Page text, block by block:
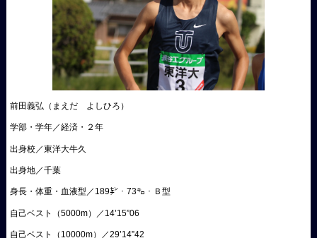
前田義弘（まえだ よしひろ）
学部・学年／経済・２年
出身校／東洋大牛久
出身地／千葉
身長・体重・血液型／189㌢・73㌔・Ｂ型
自己ベスト（5000m）／14’15”06
自己ベスト（10000m）／29’14”42